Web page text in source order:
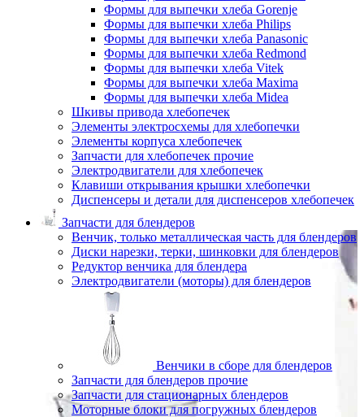
Формы для выпечки хлеба Gorenje
Формы для выпечки хлеба Philips
Формы для выпечки хлеба Panasonic
Формы для выпечки хлеба Redmond
Формы для выпечки хлеба Vitek
Формы для выпечки хлеба Maxima
Формы для выпечки хлеба Midea
Шкивы привода хлебопечек
Элементы электросхемы для хлебопечки
Элементы корпуса хлебопечек
Запчасти для хлебопечек прочие
Электродвигатели для хлебопечек
Клавиши открывания крышки хлебопечки
Диспенсеры и детали для диспенсеров хлебопечек
Запчасти для блендеров
Венчик, только металлическая часть для блендеров
Диски нарезки, терки, шинковки для блендеров
Редуктор венчика для блендера
Электродвигатели (моторы) для блендеров
Венчики в сборе для блендеров
Запчасти для блендеров прочие
Запчасти для стационарных блендеров
Моторные блоки для погружных блендеров